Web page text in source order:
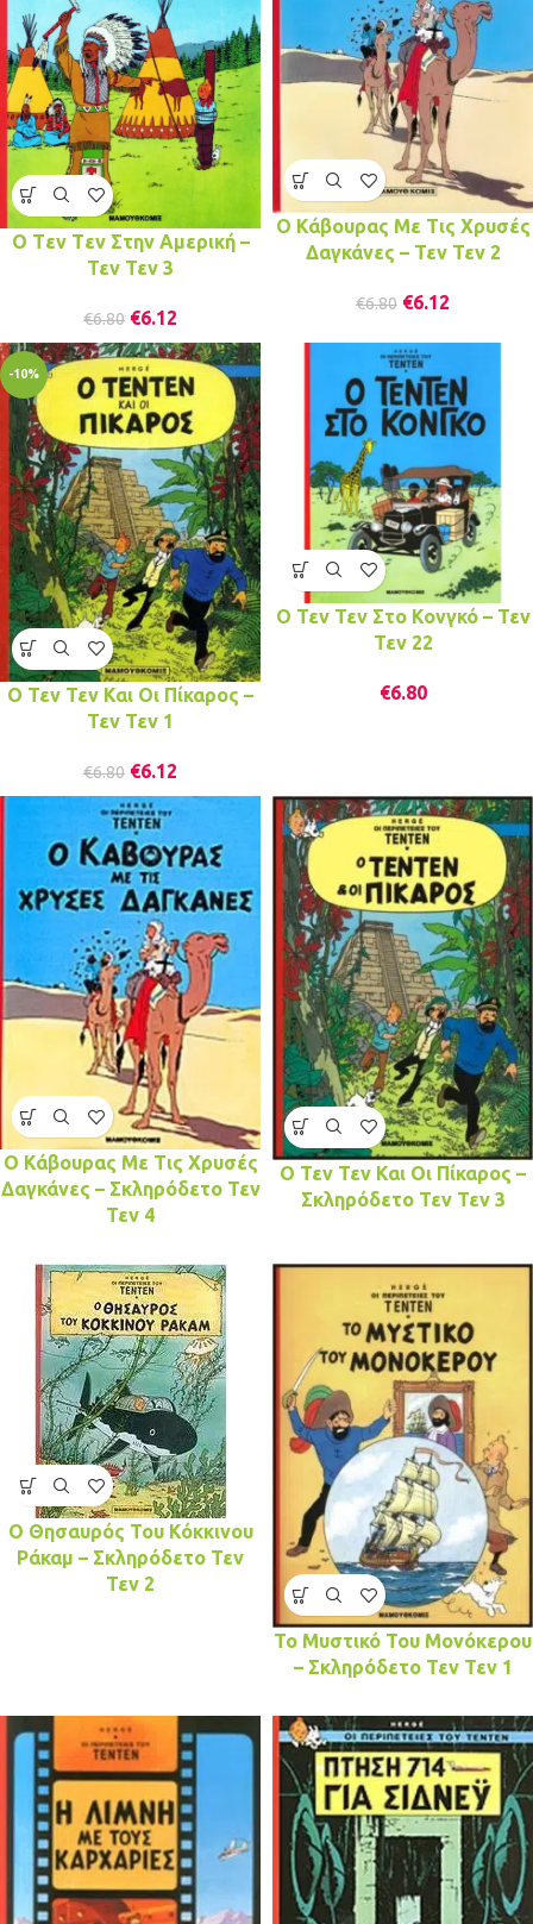
Ο Tεν Tεν Στην Αμερική –
Τεν Τεν 3
€6.80 €6.12
Ο Κάβουρας Με Τις Χρυσές
Δαγκάνες – Τεν Τεν 2
€6.80 €6.12
-10%
Ο Τεν Τεν Και Οι Πίκαρος –
Τεν Τεν 1
€6.80 €6.12
Ο Τεν Τεν Στο Κονγκό – Τεν
Τεν 22
€6.80
Ο Κάβουρας Με Τις Χρυσές
Δαγκάνες – Σκληρόδετο Τεν
Τεν 4
Ο Τεν Τεν Και Οι Πίκαρος –
Σκληρόδετο Τεν Τεν 3
Ο Θησαυρός Του Κόκκινου
Ράκαμ – Σκληρόδετο Τεν
Τεν 2
Το Μυστικό Του Μονόκερου
– Σκληρόδετο Τεν Τεν 1